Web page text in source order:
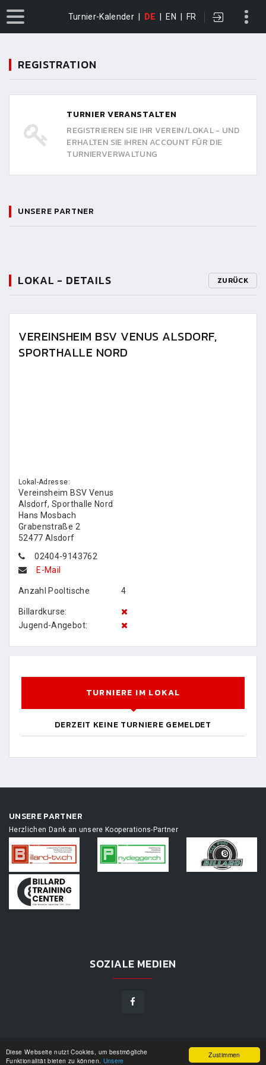
Zustimmen
Diese Webseite nutzt Cookies, um bestmögliche
Funktionalität bieten zu können. Unsere
Turnier-Kalender DE EN FR
REGISTRATION
TURNIER VERANSTALTEN
REGISTRIEREN SIE IHR VEREIN/LOKAL - UND
ERHALTEN SIE IHREN ACCOUNT FÜR DIE
TURNIERVERWALTUNG
UNSERE PARTNER
LOKAL - DETAILS ZURÜCK
VEREINSHEIM BSV VENUS ALSDORF,
SPORTHALLE NORD
Lokal-Adresse:
Vereinsheim BSV Venus
Alsdorf, Sporthalle Nord
Hans Mosbach
Grabenstraße 2
52477 Alsdorf
02404-9143762
E-Mail
Anzahl Pooltische 4
Billardkurse:
Jugend-Angebot:
TURNIERE IM LOKAL
DERZEIT KEINE TURNIERE GEMELDET
UNSERE PARTNER
Herzlichen Dank an unsere Kooperations-Partner
SOZIALE MEDIEN
TOURNAMENTAPP.DE ©2026|DESIGN BY
UNSERE